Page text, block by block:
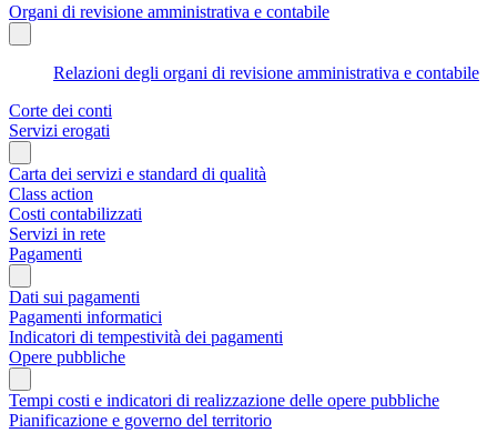
Organi di revisione amministrativa e contabile
Relazioni degli organi di revisione amministrativa e contabile
Corte dei conti
Servizi erogati
Carta dei servizi e standard di qualità
Class action
Costi contabilizzati
Servizi in rete
Pagamenti
Dati sui pagamenti
Pagamenti informatici
Indicatori di tempestività dei pagamenti
Opere pubbliche
Tempi costi e indicatori di realizzazione delle opere pubbliche
Pianificazione e governo del territorio